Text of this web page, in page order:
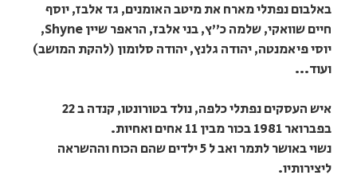
באלבום נפתלי מארח את מיטב האומנים, גד אלבז, יוסף
חיים שוואקי, שלמה כ"ץ, בני אלבז, הראפר שיין Shyne,
יוסי פיאמנטה, יהודה גלנץ, יהודה סלומון (להקת המושב)
ועוד...
איש העסקים נפתלי כלפה, נולד בטורונטו, קנדה ב 22
בפברואר 1981 בכור מבין 11 אחים ואחיות.
נשוי באושר לתמר ואב ל 5 ילדים שהם הכוח וההשראה
ליצירותיו.